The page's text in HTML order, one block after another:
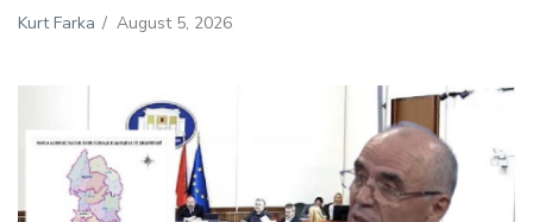
Kurt Farka / August 5, 2026